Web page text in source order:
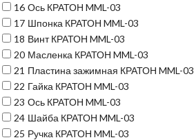
16 Ось КРАТОН MML-03
17 Шпонка КРАТОН MML-03
18 Винт КРАТОН MML-03
20 Масленка КРАТОН MML-03
21 Пластина зажимная КРАТОН MML-03
22 Гайка КРАТОН MML-03
23 Ось КРАТОН MML-03
24 Шайба КРАТОН MML-03
25 Ручка КРАТОН MML-03